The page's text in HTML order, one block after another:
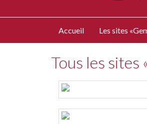
Accueil Les sites
Tous les sites